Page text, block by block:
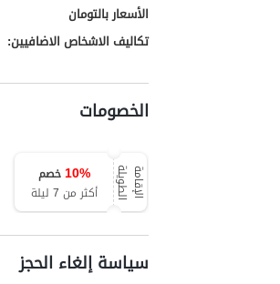
الأسعار بالتومان
تكاليف الاشخاص الاضافيين:
الخصومات
ا
ل
إ
ق
ا
م
ة
ا
ل
ط
و
ي
لة 10%
خصم
أكثر من 7 ليلة
سياسة إلغاء الحجز